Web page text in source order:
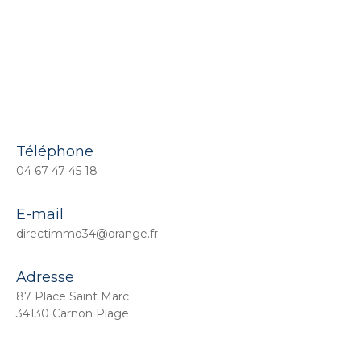
Téléphone
04 67 47 45 18
E-mail
directimmo34@orange.fr
Adresse
87 Place Saint Marc
34130 Carnon Plage